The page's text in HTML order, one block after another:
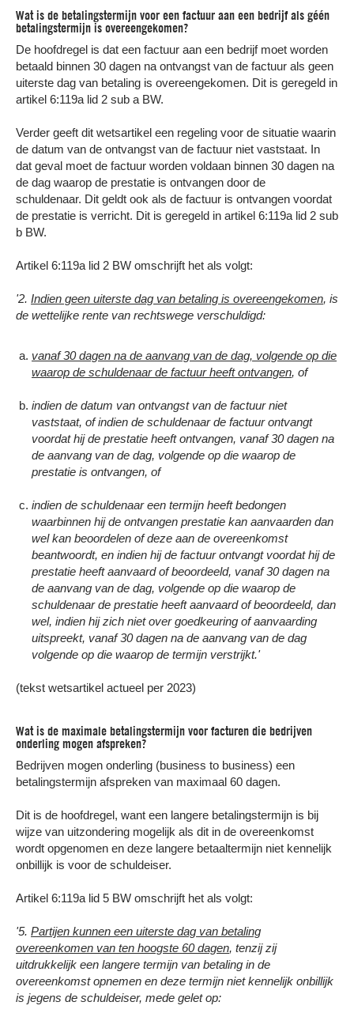
Wat is de betalingstermijn voor een factuur aan een bedrijf als géén
betalingstermijn is overeengekomen?
De hoofdregel is dat een factuur aan een bedrijf moet worden
betaald binnen 30 dagen na ontvangst van de factuur als geen
uiterste dag van betaling is overeengekomen. Dit is geregeld in
artikel 6:119a lid 2 sub a BW.
Verder geeft dit wetsartikel een regeling voor de situatie waarin
de datum van de ontvangst van de factuur niet vaststaat. In
dat geval moet de factuur worden voldaan binnen 30 dagen na
de dag waarop de prestatie is ontvangen door de
schuldenaar. Dit geldt ook als de factuur is ontvangen voordat
de prestatie is verricht. Dit is geregeld in artikel 6:119a lid 2 sub
b BW.
Artikel 6:119a lid 2 BW omschrijft het als volgt:
'2. Indien geen uiterste dag van betaling is overeengekomen, is
de wettelijke rente van rechtswege verschuldigd:
vanaf 30 dagen na de aanvang van de dag, volgende op die
waarop de schuldenaar de factuur heeft ontvangen, of
indien de datum van ontvangst van de factuur niet
vaststaat, of indien de schuldenaar de factuur ontvangt
voordat hij de prestatie heeft ontvangen, vanaf 30 dagen na
de aanvang van de dag, volgende op die waarop de
prestatie is ontvangen, of
indien de schuldenaar een termijn heeft bedongen
waarbinnen hij de ontvangen prestatie kan aanvaarden dan
wel kan beoordelen of deze aan de overeenkomst
beantwoordt, en indien hij de factuur ontvangt voordat hij de
prestatie heeft aanvaard of beoordeeld, vanaf 30 dagen na
de aanvang van de dag, volgende op die waarop de
schuldenaar de prestatie heeft aanvaard of beoordeeld, dan
wel, indien hij zich niet over goedkeuring of aanvaarding
uitspreekt, vanaf 30 dagen na de aanvang van de dag
volgende op die waarop de termijn verstrijkt.'
(tekst wetsartikel actueel per 2023)
Wat is de maximale betalingstermijn voor facturen die bedrijven
onderling mogen afspreken?
Bedrijven mogen onderling (business to business) een
betalingstermijn afspreken van maximaal 60 dagen.
Dit is de hoofdregel, want een langere betalingstermijn is bij
wijze van uitzondering mogelijk als dit in de overeenkomst
wordt opgenomen en deze langere betaaltermijn niet kennelijk
onbillijk is voor de schuldeiser.
Artikel 6:119a lid 5 BW omschrijft het als volgt:
'5. Partijen kunnen een uiterste dag van betaling
overeenkomen van ten hoogste 60 dagen, tenzij zij
uitdrukkelijk een langere termijn van betaling in de
overeenkomst opnemen en deze termijn niet kennelijk onbillijk
is jegens de schuldeiser, mede gelet op:
Vrijblijvend advies over de beste
incasso-aanpak
Op werkdagen van 09:00 - 17:00 uur
Gratis voor ondernemers en particuliere
BEL ONS VOOR GRATIS INCASSO ADVIES